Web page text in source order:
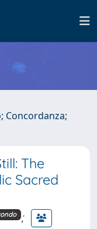
Concordanza;
The
Sacred
;